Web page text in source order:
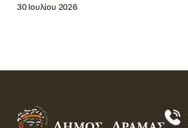
30 Ιουλίου 2026